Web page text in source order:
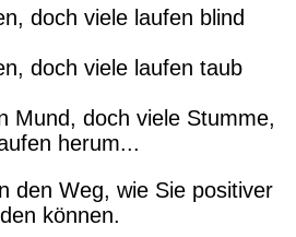
doch viele laufen blind
doch viele laufen taub
Mund, doch viele Stumme,
herum...
den Weg, wie Sie positiver
können.